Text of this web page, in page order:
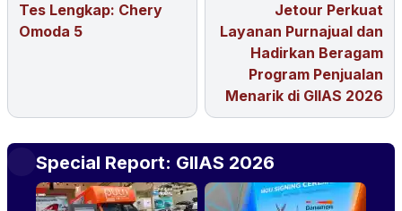
Tes Lengkap: Chery
Omoda 5
Jetour Perkuat
Layanan Purnajual dan
Hadirkan Beragam
Program Penjualan
Menarik di GIIAS 2026
Special Report: GIIAS 2026